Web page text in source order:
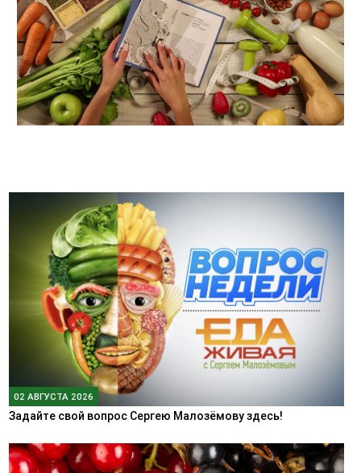
02 АВГУСТА 2026
Задайте свой вопрос Сергею Малозёмову здесь!